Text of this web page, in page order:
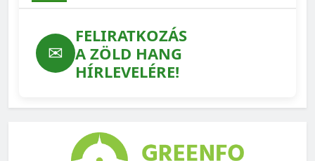
✉
FELIRATKOZÁS
A ZÖLD HANG
HÍRLEVELÉRE!